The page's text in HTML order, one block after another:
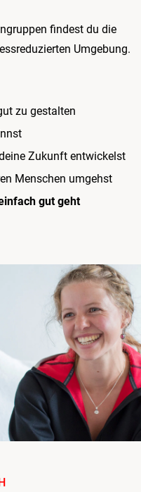
findest du die
Umgebung.
zu gestalten
Zukunft entwickelst
Menschen umgehst
gut geht